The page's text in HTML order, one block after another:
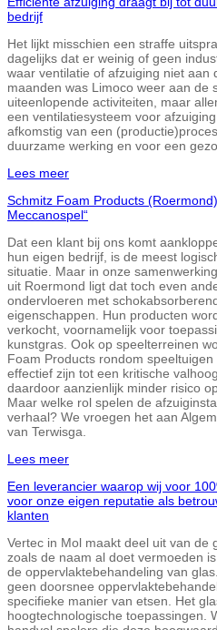
bedrijf
Het lijkt misschien een straffe
dagelijks dat er weinig of geen
waar ventilatie of afzuiging niet aan
maanden was Limoco weer aan de
uiteenlopende activiteiten, maar
een ventilatiesysteem voor
afkomstig van een
duurzame werking en voor een
Lees meer
Schmitz Foam Products
Meccanospel“
Dat een klant bij ons komt
hun eigen bedrijf, is de meest
situatie. Maar in onze
uit Roermond ligt dat toch even
ondervloeren met
eigenschappen. Hun producten
verkocht, voornamelijk voor
kunstgras. Ook op speelterreinen
Foam Products rondom
effectief zijn tot een kritische
daardoor aanzienlijk minder risico
Maar welke rol spelen de
verhaal? We vroegen het aan
van Terwisga.
Lees meer
Een leverancier waarop wij voor
voor onze eigen reputatie als
klanten
Vertec in Mol maakt deel uit van de
zoals de naam al doet vermoeden
de oppervlaktebehandeling van
geen doorsnee
specifieke manier van etsen. Het
hoogtechnologische toepassingen.